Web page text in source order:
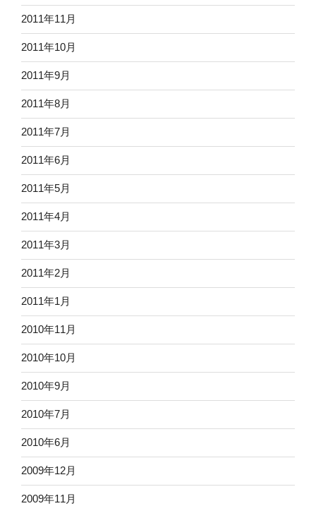
2011年11月
2011年10月
2011年9月
2011年8月
2011年7月
2011年6月
2011年5月
2011年4月
2011年3月
2011年2月
2011年1月
2010年11月
2010年10月
2010年9月
2010年7月
2010年6月
2009年12月
2009年11月